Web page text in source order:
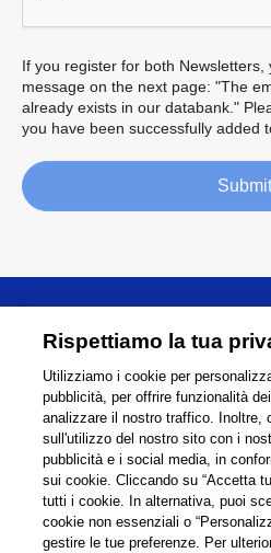
If you register for both Newsletters,
message on the next page: "The
already exists in our databank."
you have been successfully added
Submit
Supporto
Collegamenti
Global Network
Rispettiamo la tua
Utilizziamo i cookie per
pubblicità, per offrire funzionalità
analizzare il nostro traffico. Inoltre,
sull'utilizzo del nostro sito con i
pubblicità e i social media, in
sui cookie. Cliccando su “Accetta
tutti i cookie. In alternativa, puoi
cookie non essenziali o
gestire le tue preferenze. Per